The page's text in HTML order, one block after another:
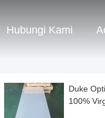
Hubungi Kami
Duke
100%